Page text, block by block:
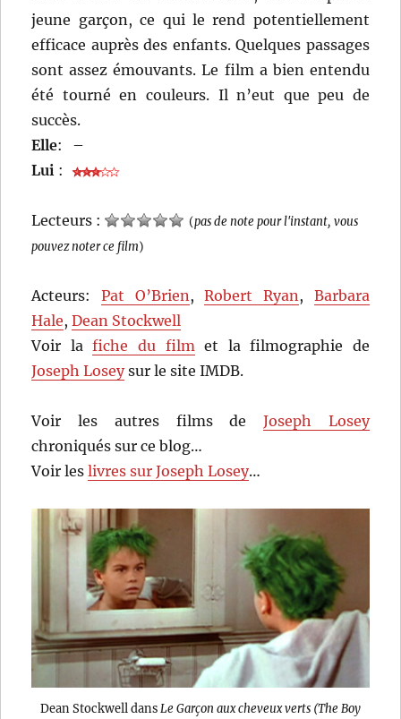
jeune garçon, ce qui le rend potentiellement
efficace auprès des enfants. Quelques passages
sont assez émouvants. Le film a bien entendu
été tourné en couleurs. Il n’eut que peu de
succès.
Elle:
–
Lui :
Lecteurs : (pas de note pour l'instant, vous
pouvez noter ce film)
Acteurs: Pat O’Brien,Robert Ryan, Barbara
Hale,Dean Stockwell
Voir lafiche du filmet la filmographie de
Joseph Loseysur le site IMDB.
Voir les autres films de Joseph Losey
chroniqués sur ce blog…
Voir leslivres sur Joseph Losey…
Dean Stockwell dans Le Garçon aux cheveux verts (The Boy